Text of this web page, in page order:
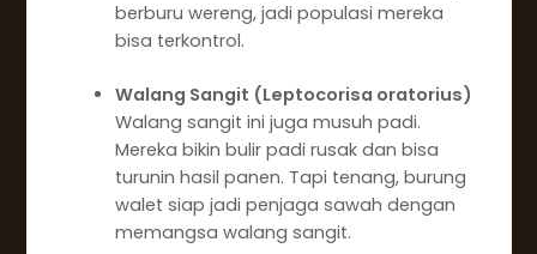
berburu wereng, jadi populasi mereka
bisa terkontrol.
Walang Sangit (Leptocorisa oratorius)
Walang sangit ini juga musuh padi.
Mereka bikin bulir padi rusak dan bisa
turunin hasil panen. Tapi tenang, burung
walet siap jadi penjaga sawah dengan
memangsa walang sangit.